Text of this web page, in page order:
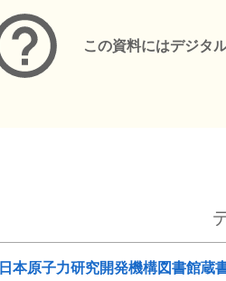
この資料にはデジタ
日本原子力研究開発機構図書館蔵